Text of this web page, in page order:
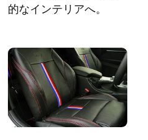
的なインテリアへ。